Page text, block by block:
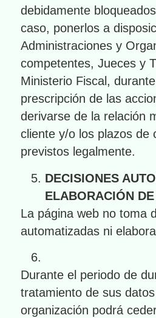
debidamente
caso, ponerlos a
Administraciones y
competentes, Jueces y
Ministerio Fiscal,
prescripción de las
derivarse de la relación
cliente y/o los plazos de
previstos legalmente.
DECISIONES
ELABORACIÓN
La página web no toma
automatizadas ni
Durante el periodo de
tratamiento de sus
organización podrá